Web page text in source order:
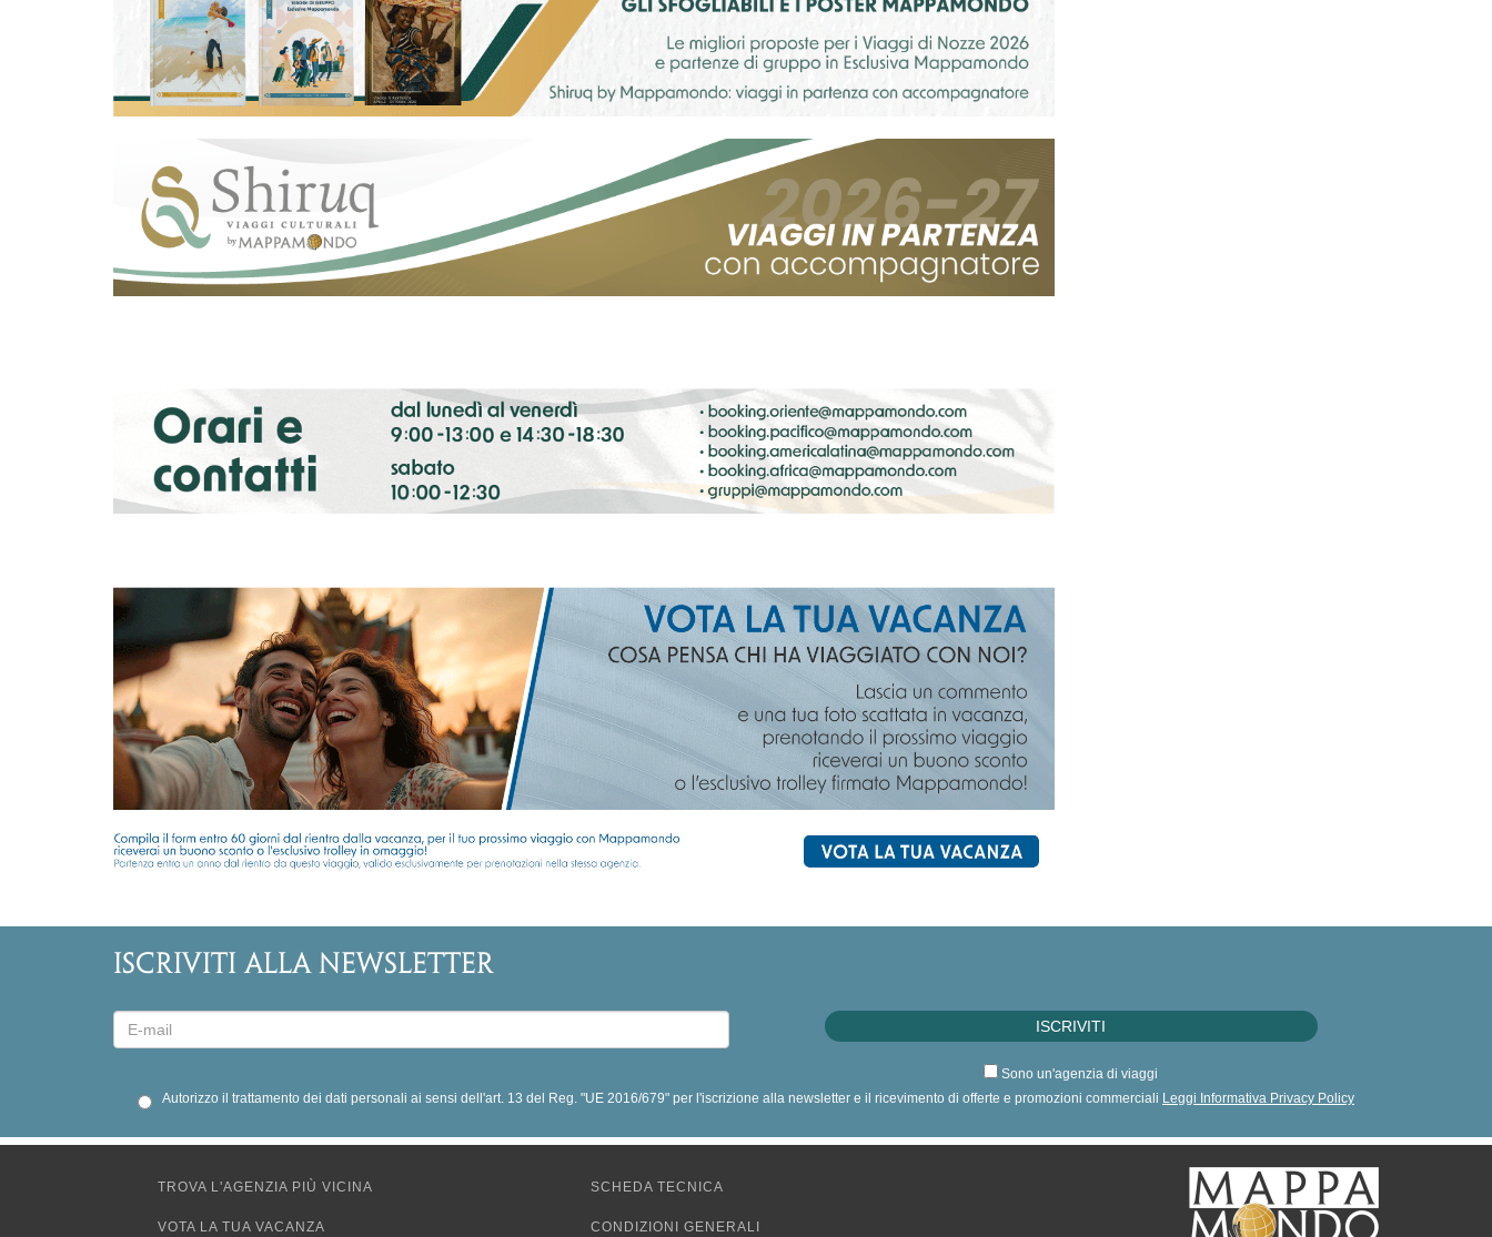
ISCRIVITI ALLA NEWSLETTER
Sono un'agenzia di viaggi
Autorizzo il trattamento dei dati personali ai sensi dell'art. 13 del Reg. "UE 2016/679" per l'iscrizione alla newsletter e il ricevimento di offerte e promozioni commerciali Leggi Informativa Privacy Policy
TROVA L'AGENZIA PIÙ VICINA
VOTA LA TUA VACANZA
SCHEDA TECNICA
CONDIZIONI GENERALI